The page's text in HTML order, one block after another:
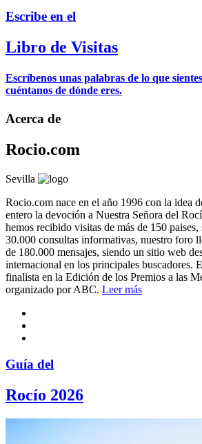
Escribe en el
Libro de Visitas
Escríbenos unas palabras de lo que
cuéntanos de dónde eres.
Acerca de
Rocio.com
Sevilla
Rocio.com nace en el año 1996 con la idea
entero la devoción a Nuestra Señora del
hemos recibido visitas de más de 150 paises,
30.000 consultas informativas, nuestro foro
de 180.000 mensajes, siendo un sitio web
internacional en los principales buscadores.
finalista en la Edición de los Premios a las
organizado por ABC. Leer más
Guía del
Rocío 2026